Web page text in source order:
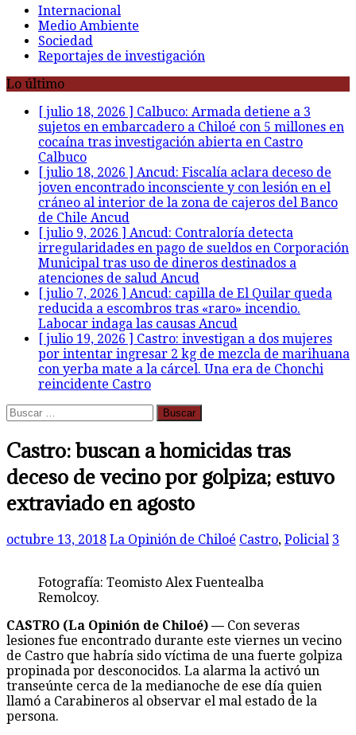
Internacional
Medio Ambiente
Sociedad
Reportajes de investigación
Lo último
[ julio 18, 2026 ] Calbuco: Armada detiene a 3
sujetos en embarcadero a Chiloé con 5 millones en
cocaína tras investigación abierta en Castro
Calbuco
[ julio 18, 2026 ] Ancud: Fiscalía aclara deceso de
joven encontrado inconsciente y con lesión en el
cráneo al interior de la zona de cajeros del Banco
de Chile Ancud
[ julio 9, 2026 ] Ancud: Contraloría detecta
irregularidades en pago de sueldos en Corporación
Municipal tras uso de dineros destinados a
atenciones de salud Ancud
[ julio 7, 2026 ] Ancud: capilla de El Quilar queda
reducida a escombros tras «raro» incendio.
Labocar indaga las causas Ancud
[ julio 19, 2026 ] Castro: investigan a dos mujeres
por intentar ingresar 2 kg de mezcla de marihuana
con yerba mate a la cárcel. Una era de Chonchi
reincidente Castro
Buscar:
Castro: buscan a homicidas tras
deceso de vecino por golpiza; estuvo
extraviado en agosto
octubre 13, 2018 La Opinión de Chiloé Castro, Policial 3
Fotografía: Teomisto Alex Fuentealba
Remolcoy.
CASTRO (La Opinión de Chiloé) — Con severas
lesiones fue encontrado durante este viernes un vecino
de Castro que habría sido víctima de una fuerte golpiza
propinada por desconocidos. La alarma la activó un
transeúnte cerca de la medianoche de ese día quien
llamó a Carabineros al observar el mal estado de la
persona.